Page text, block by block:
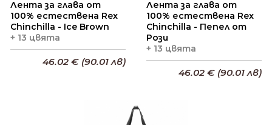
Лента за глава от
100% естествена Rex
Chinchilla - Ice Brown
+ 13 цвята
46.02 € (90.01 лв)
Лента за глава от
100% естествена Rex
Chinchilla - Пепел от
Рози
+ 13 цвята
46.02 € (90.01 лв)